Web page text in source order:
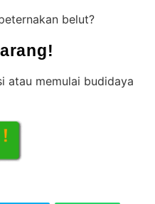
belut?
atau memulai budidaya